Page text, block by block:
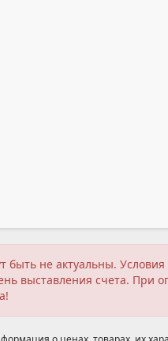
быть не актуальны.
выставления счета.